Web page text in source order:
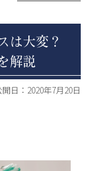
は大変？
解説
日： 2020年7月20日